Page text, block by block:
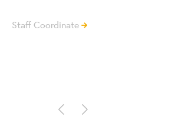
Staff Coordinate
< >